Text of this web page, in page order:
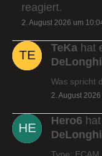
reagiert.
2. August 2026 um
TeKa hat
Was spricht
2. August
Hero6
Type: